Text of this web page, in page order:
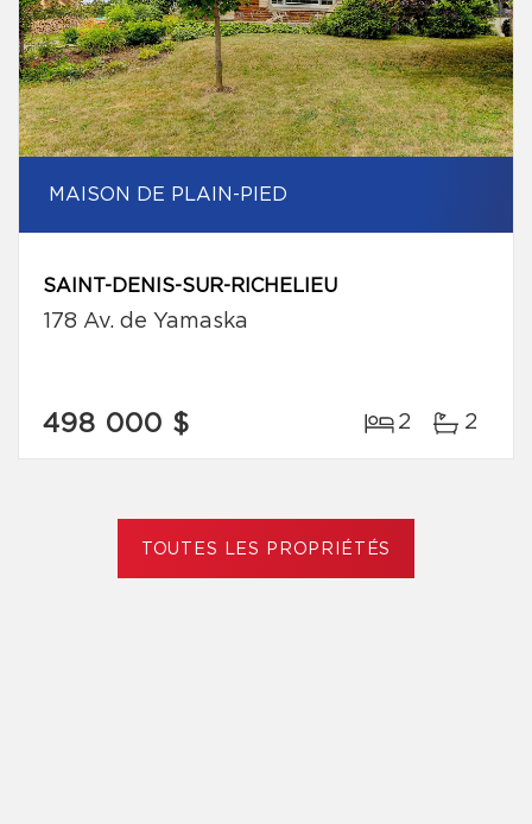
MAISON DE PLAIN-PIED
SAINT-DENIS-SUR-RICHELIEU
178 Av. de Yamaska
498 000 $ 2 2
TOUTES LES PROPRIÉTÉS